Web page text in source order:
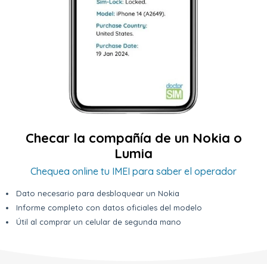
Checar la compañía de un Nokia o
Lumia
Chequea online tu IMEI para saber el operador
Dato necesario para desbloquear un Nokia
Informe completo con datos oficiales del modelo
Útil al comprar un celular de segunda mano